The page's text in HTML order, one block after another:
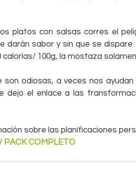
platos con salsas corres el
darán sabor y sin que se
100g, la mostaza
son odiosas, a veces nos
dejo el enlace a las
sobre las planificaciones
PACK COMPLETO